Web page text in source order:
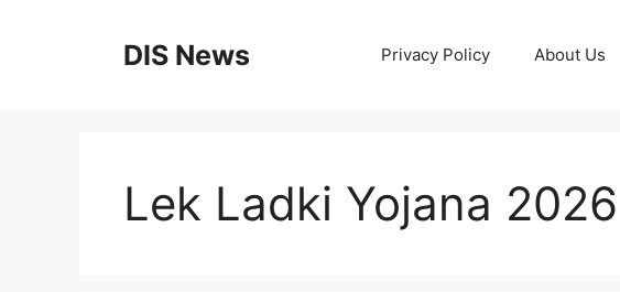
DIS News Privacy Policy About Us
Lek Ladki Yojana 2026